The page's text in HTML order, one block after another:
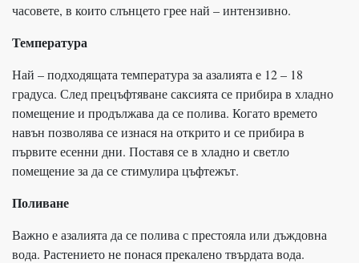
часовете, в които слънцето грее най – интензивно.
Температура
Най – подходящата температура за азалията е 12 – 18
градуса. След прецъфтяване саксията се прибира в хладно
помещение и продължава да се полива. Когато времето
навън позволява се изнася на открито и се прибира в
първите есенни дни. Поставя се в хладно и светло
помещение за да се стимулира цъфтежът.
Поливане
Важно е азалията да се полива с престояла или дъждовна
вода. Растението не понася прекалено твърдата вода.